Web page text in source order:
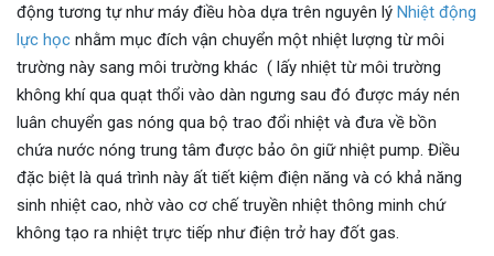
động tương tự như máy điều hòa dựa trên nguyên lý Nhiệt động
lực học nhằm mục đích vận chuyển một nhiệt lượng từ môi
trường này sang môi trường khác ( lấy nhiệt từ môi trường
không khí qua quạt thổi vào dàn ngưng sau đó được máy nén
luân chuyển gas nóng qua bộ trao đổi nhiệt và đưa về bồn
chứa nước nóng trung tâm được bảo ôn giữ nhiệt pump. Điều
đặc biệt là quá trình này ất tiết kiệm điện năng và có khả năng
sinh nhiệt cao, nhờ vào cơ chế truyền nhiệt thông minh chứ
không tạo ra nhiệt trực tiếp như điện trở hay đốt gas.